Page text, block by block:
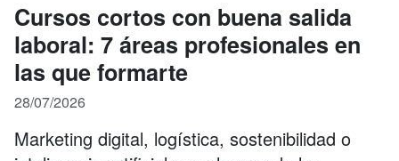
Cursos cortos con buena salida
laboral: 7 áreas profesionales en
las que formarte
28/07/2026
Marketing digital, logística, sostenibilidad o